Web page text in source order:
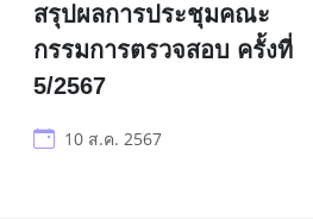
สรุปผลการประชุมคณะ
กรรมการตรวจสอบ ครั้งที่
5/2567
10 ส.ค. 2567